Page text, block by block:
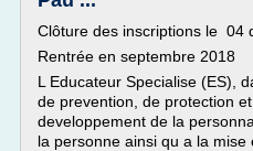
Clôture des inscriptions le 04
Rentrée en septembre 2018
L Educateur Specialise (ES),
de prevention, de protection
developpement de la
la personne ainsi qu a la